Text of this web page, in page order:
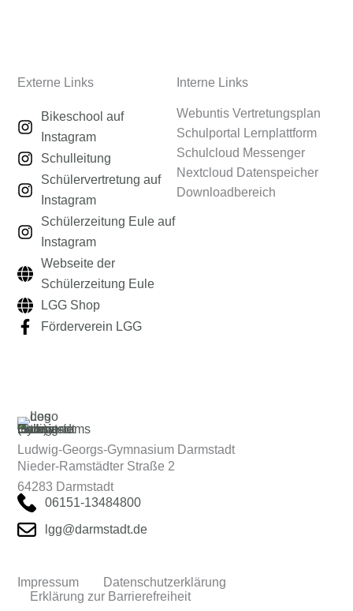
Ludwig-Georgs-Gymnasium Darmstadt
Nieder-Ramstädter Straße 2
64283 Darmstadt
06151-13484800
lgg@darmstadt.de
Impressum
Datenschutzerklärung
Erklärung zur Barrierefreiheit
Interne Links
Webuntis Vertretungsplan
Schulportal Lernplattform
Schulcloud Messenger
Nextcloud Datenspeicher
Downloadbereich
Externe Links
Bikeschool auf
Instagram
Schulleitung
Schülervertretung auf
Instagram
Schülerzeitung Eule auf
Instagram
Webseite der
Schülerzeitung Eule
LGG Shop
Förderverein LGG